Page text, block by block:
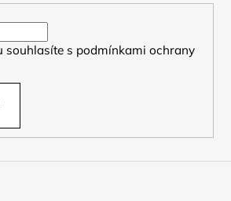
souhlasíte s podmínkami ochrany